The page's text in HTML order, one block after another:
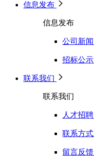
信息发布
信息发布
公司新闻
招标公示
联系我们
联系我们
人才招聘
联系方式
留言反馈